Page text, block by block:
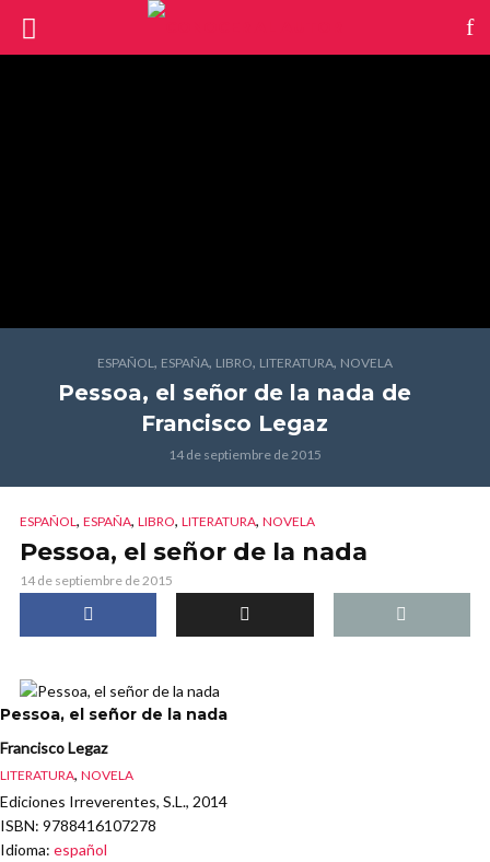
ESPAÑOL, ESPAÑA, LIBRO, LITERATURA, NOVELA
Pessoa, el señor de la nada de
Francisco Legaz
14 de septiembre de 2015
ESPAÑOL, ESPAÑA, LIBRO, LITERATURA, NOVELA
Pessoa, el señor de la nada
14 de septiembre de 2015
Pessoa, el señor de la nada
Francisco Legaz
LITERATURA, NOVELA
Ediciones Irreverentes, S.L., 2014
ISBN: 9788416107278
Idioma: español